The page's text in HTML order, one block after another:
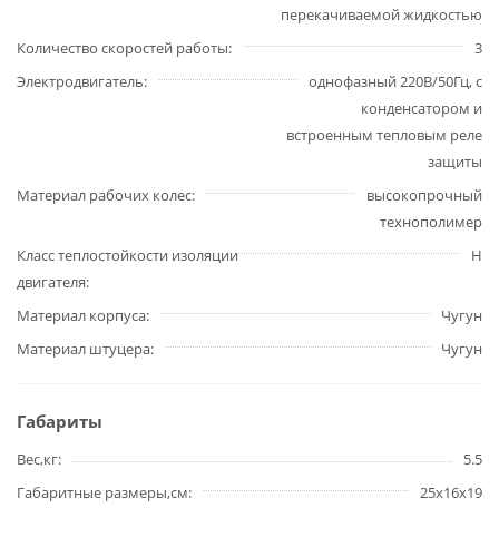
перекачиваемой жидкостью
Количество скоростей работы
3
Электродвигатель
однофазный 220В/50Гц, с
конденсатором и
встроенным тепловым реле
защиты
Материал рабочих колес
высокопрочный
технополимер
Класс теплостойкости изоляции
двигателя
H
Материал корпуса
Чугун
Материал штуцера
Чугун
Габариты
Вес,кг
5.5
Габаритные размеры,см
25х16х19